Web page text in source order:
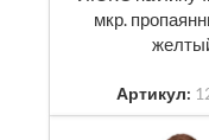
мкр.
Артикул: